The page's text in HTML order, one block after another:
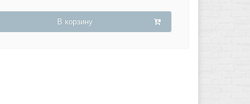
В корзину